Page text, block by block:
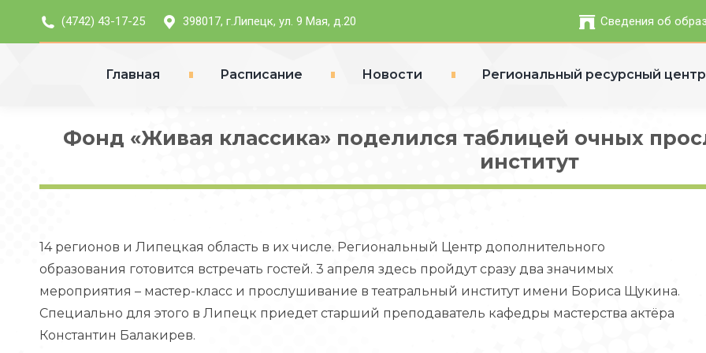
(4742) 43-17-25 398017, г.Липецк, ул. 9 Мая, д.20 Сведения об
Главная Расписание Новости Региональный ресурсный центр
Фонд «Живая классика» поделился таблицей очных
институт
14 регионов и Липецкая область в их числе. Региональный Центр дополнительного
образования готовится встречать гостей. 3 апреля здесь пройдут сразу два значимых
мероприятия – мастер-класс и прослушивание в театральный институт имени Бориса Щукина.
Специально для этого в Липецк приедет старший преподаватель кафедры мастерства актёра
Константин Балакирев.